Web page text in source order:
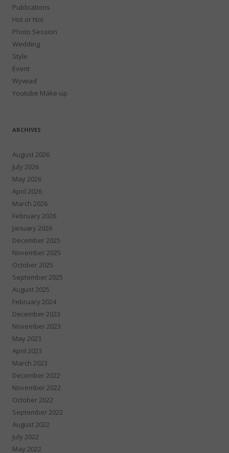
Publications
Hot or Not
Photo Session
Wedding
Style
Event
Wywiad
Youtube Make-up
ARCHIVES
August 2026
July 2026
May 2026
April 2026
March 2026
February 2026
January 2026
December 2025
November 2025
October 2025
September 2025
August 2025
February 2024
December 2023
November 2023
May 2023
April 2023
March 2023
December 2022
November 2022
October 2022
September 2022
August 2022
July 2022
May 2022